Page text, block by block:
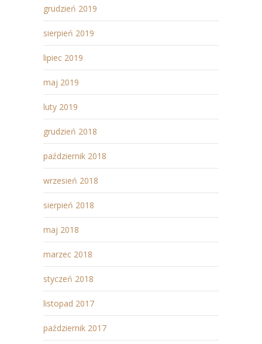
grudzień 2019
sierpień 2019
lipiec 2019
maj 2019
luty 2019
grudzień 2018
październik 2018
wrzesień 2018
sierpień 2018
maj 2018
marzec 2018
styczeń 2018
listopad 2017
październik 2017